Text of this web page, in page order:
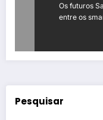
Os futuros
entre os
Pesquisar